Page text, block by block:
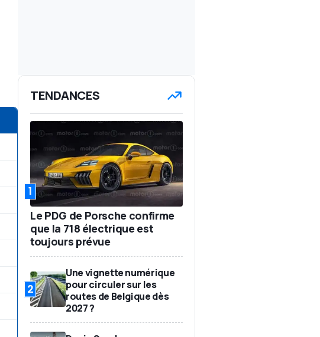
TENDANCES
1
Le PDG de Porsche confirme
que la 718 électrique est
toujours prévue
2
Une vignette numérique
pour circuler sur les
routes de Belgique dès
2027 ?